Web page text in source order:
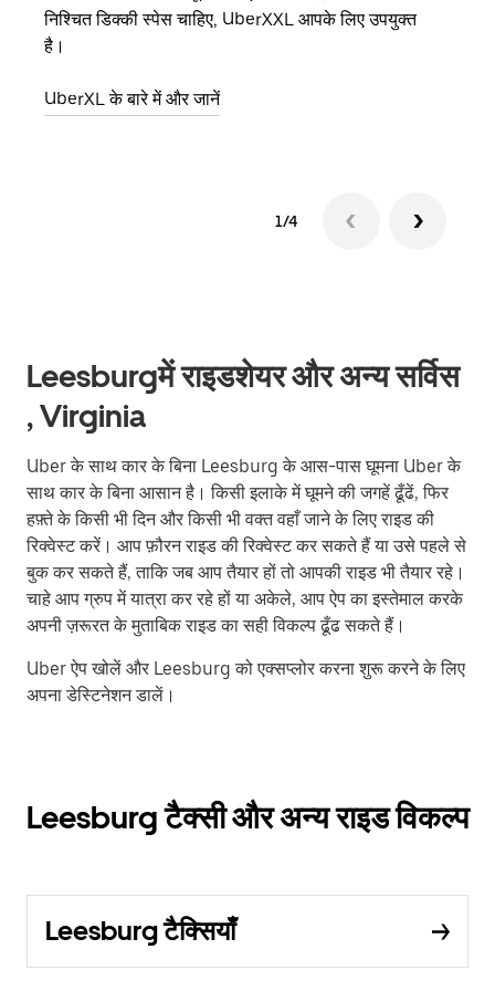
निश्चित डिक्की स्पेस चाहिए, UberXXL आपके लिए उपयुक्त
है।
UberXL के बारे में और जानें
1/4
Leesburgमें राइडशेयर और अन्य सर्विस
, Virginia
Uber के साथ कार के बिना Leesburg के आस-पास घूमना Uber के
साथ कार के बिना आसान है। किसी इलाके में घूमने की जगहें ढूँढें, फिर
हफ़्ते के किसी भी दिन और किसी भी वक्त वहाँ जाने के लिए राइड की
रिक्वेस्ट करें। आप फ़ौरन राइड की रिक्वेस्ट कर सकते हैं या उसे पहले से
बुक कर सकते हैं, ताकि जब आप तैयार हों तो आपकी राइड भी तैयार रहे।
चाहे आप ग्रुप में यात्रा कर रहे हों या अकेले, आप ऐप का इस्तेमाल करके
अपनी ज़रूरत के मुताबिक राइड का सही विकल्प ढूँढ सकते हैं।
Uber ऐप खोलें और Leesburg को एक्सप्लोर करना शुरू करने के लिए
अपना डेस्टिनेशन डालें।
Leesburg टैक्सी और अन्य राइड विकल्प
Leesburg टैक्सियाँ